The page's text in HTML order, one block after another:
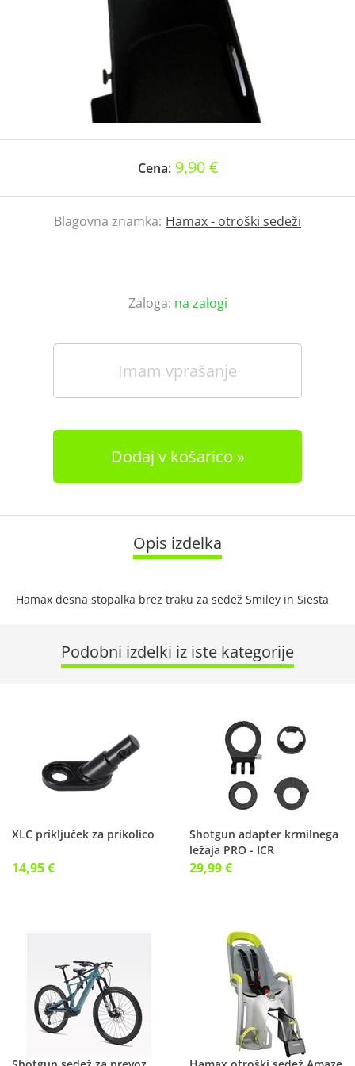
Cena: 9,90 €
Blagovna znamka: Hamax - otroški sedeži
Zaloga: na zalogi
Imam vprašanje
Dodaj v košarico
Opis izdelka
Hamax desna stopalka brez traku za sedež Smiley in Siesta
Podobni izdelki iz iste kategorije
XLC priključek za prikolico
14,95 €
Shotgun adapter krmilnega
ležaja PRO - ICR
29,99 €